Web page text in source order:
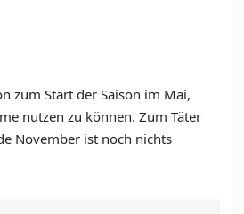
zum Start der Saison im Mai,
nutzen zu können. Zum Täter
November ist noch nichts